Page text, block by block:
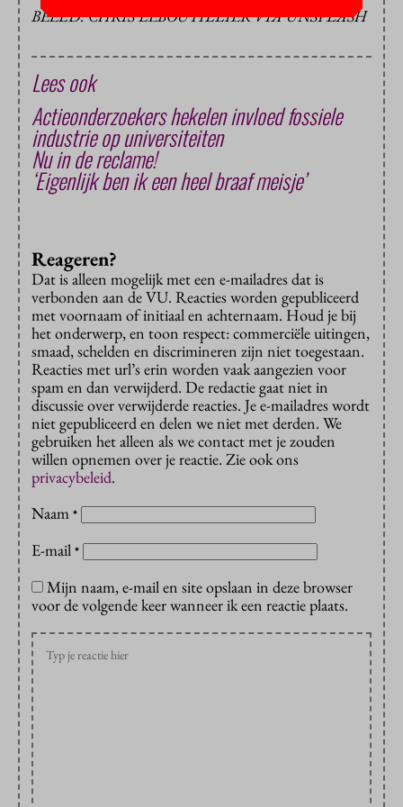
BEELD: CHRIS LEBOUTILLIER VIA UNSPLASH
Lees ook
Actieonderzoekers hekelen invloed fossiele
industrie op universiteiten
Nu in de reclame!
‘Eigenlijk ben ik een heel braaf meisje’
Reageren?
Dat is alleen mogelijk met een e-mailadres dat is
verbonden aan de VU. Reacties worden gepubliceerd
met voornaam of initiaal en achternaam. Houd je bij
het onderwerp, en toon respect: commerciële uitingen,
smaad, schelden en discrimineren zijn niet toegestaan.
Reacties met url’s erin worden vaak aangezien voor
spam en dan verwijderd. De redactie gaat niet in
discussie over verwijderde reacties. Je e-mailadres wordt
niet gepubliceerd en delen we niet met derden. We
gebruiken het alleen als we contact met je zouden
willen opnemen over je reactie. Zie ook ons
privacybeleid.
Naam *
E-mail *
Mijn naam, e-mail en site opslaan in deze browser
voor de volgende keer wanneer ik een reactie plaats.